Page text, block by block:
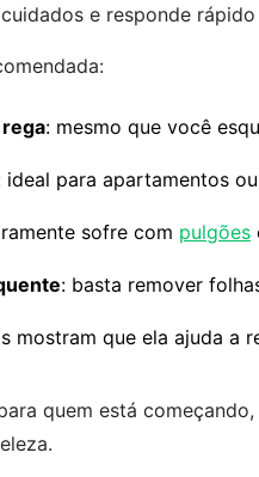
e responde
: mesmo que você
ideal para apartamentos
sofre com pulgões
: basta remover
mostram que ela ajuda a
quem está